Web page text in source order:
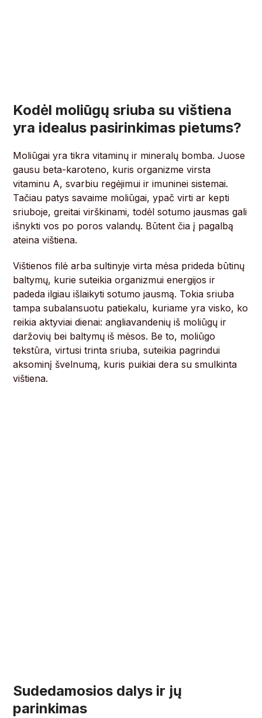
Kodėl moliūgų sriuba su vištiena
yra idealus pasirinkimas pietums?
Moliūgai yra tikra vitaminų ir mineralų bomba. Juose
gausu beta-karoteno, kuris organizme virsta
vitaminu A, svarbiu regėjimui ir imuninei sistemai.
Tačiau patys savaime moliūgai, ypač virti ar kepti
sriuboje, greitai virškinami, todėl sotumo jausmas gali
išnykti vos po poros valandų. Būtent čia į pagalbą
ateina vištiena.
Vištienos filė arba sultinyje virta mėsa prideda būtinų
baltymų, kurie suteikia organizmui energijos ir
padeda ilgiau išlaikyti sotumo jausmą. Tokia sriuba
tampa subalansuotu patiekalu, kuriame yra visko, ko
reikia aktyviai dienai: angliavandenių iš moliūgų ir
daržovių bei baltymų iš mėsos. Be to, moliūgo
tekstūra, virtusi trinta sriuba, suteikia pagrindui
aksominį švelnumą, kuris puikiai dera su smulkinta
vištiena.
Sudedamosios dalys ir jų
parinkimas